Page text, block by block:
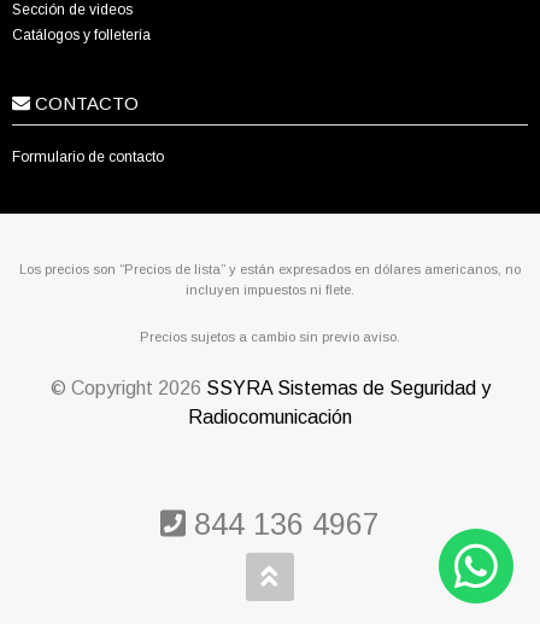
Sección de videos
Catálogos y folletería
CONTACTO
Formulario de contacto
Los precios son “Precios de lista” y están expresados en dólares americanos, no
incluyen impuestos ni flete.
Precios sujetos a cambio sin previo aviso.
© Copyright 2026 SSYRA Sistemas de Seguridad y
Radiocomunicación
844 136 4967